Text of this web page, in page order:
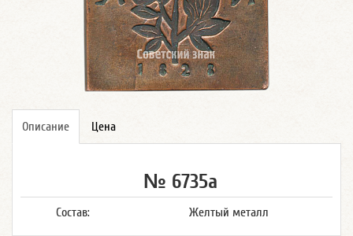
Описание Цена
№ 6735а
Состав: Желтый металл